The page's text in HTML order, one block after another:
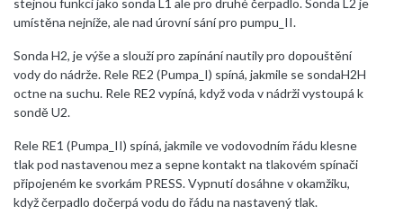
umístěna nejníže, ale nad úrovní sání pro pumpu_II.
Sonda H2, je výše a slouží pro zapínání nautily pro dopouštění
vody do nádrže. Rele RE2 (Pumpa_I) spíná, jakmile se sondaH2H
octne na suchu. Rele RE2 vypíná, když voda v nádrži vystoupá k
sondě U2.
Rele RE1 (Pumpa_II) spíná, jakmile ve vodovodním řádu klesne
tlak pod nastavenou mez a sepne kontakt na tlakovém spínači
připojeném ke svorkám PRESS. Vypnutí dosáhne v okamžiku,
když čerpadlo dočerpá vodu do řádu na nastavený tlak.